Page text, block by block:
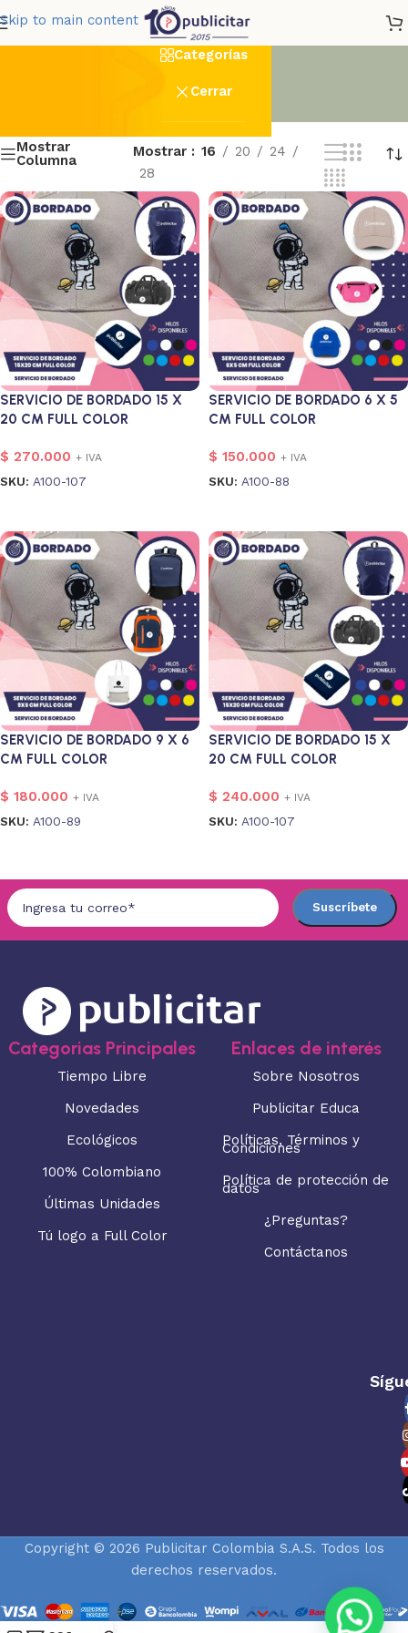
Skip to main content Bordado
Categorías
Cerrar
Mostrar
Columna
Mostrar 16 20
24
28
SERVICIO DE BORDADO 15 X
20 CM FULL COLOR
$ 270.000 + IVA
SKU: A100-107
SERVICIO DE BORDADO 6 X 5
CM FULL COLOR
$ 150.000 + IVA
SKU: A100-88
SERVICIO DE BORDADO 9 X 6
CM FULL COLOR
$ 180.000 + IVA
SKU: A100-89
SERVICIO DE BORDADO 15 X
20 CM FULL COLOR
$ 240.000 + IVA
SKU: A100-107
Categorias Principales
Tiempo Libre
Novedades
Ecológicos
100% Colombiano
Últimas Unidades
Tú logo a Full Color
Enlaces de interés
Sobre Nosotros
Publicitar Educa
Políticas, Términos y
Condiciones
Política de protección de
datos
¿Preguntas?
Contáctanos
Copyright © 2026 Publicitar Colombia S.A.S. Todos los
derechos reservados.